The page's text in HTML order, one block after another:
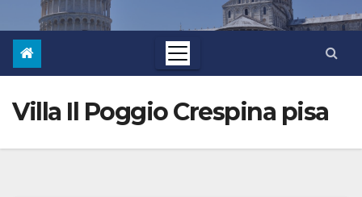
Villa Il Poggio Crespina pisa